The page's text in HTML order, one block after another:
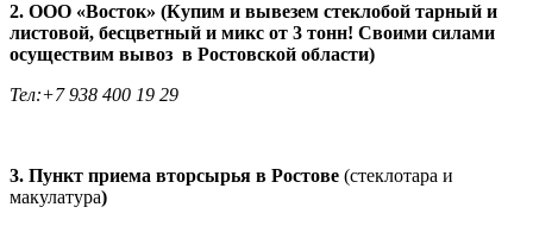
2. ООО «Восток» (Купим и вывезем стеклобой тарный и
листовой, бесцветный и микс от 3 тонн! Своими силами
осуществим вывоз в Ростовской области)
Тел:+7 938 400 19 29
3. Пункт приема вторсырья в Ростове (стеклотара и
макулатура)